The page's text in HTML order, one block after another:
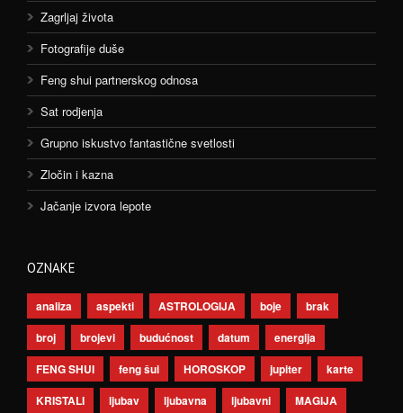
Zagrljaj života
Fotografije duše
Feng shui partnerskog odnosa
Sat rodjenja
Grupno iskustvo fantastične svetlosti
Zločin i kazna
Jačanje izvora lepote
OZNAKE
analiza aspekti ASTROLOGIJA boje
brak
broj
brojevi budućnost datum
energija
FENG SHUI
feng šui HOROSKOP jupiter
karte
KRISTALI
ljubav ljubavna ljubavni MAGIJA